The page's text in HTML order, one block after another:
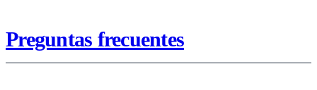
Preguntas frecuentes